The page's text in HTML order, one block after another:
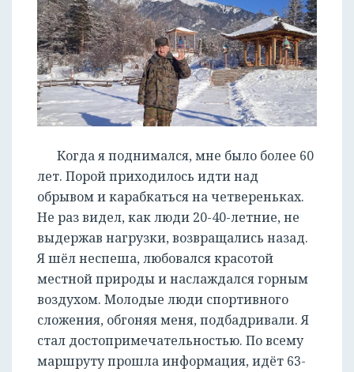
Когда я поднимался, мне было более 60
лет. Порой приходилось идти над
обрывом и карабкаться на четвереньках.
Не раз видел, как люди 20-40-летние, не
выдержав нагрузки, возвращались назад.
Я шёл неспеша, любовался красотой
местной природы и наслаждался горным
воздухом. Молодые люди спортивного
сложения, обгоняя меня, подбадривали. Я
стал достопримечательностью. По всему
маршруту прошла информация, идёт 63-